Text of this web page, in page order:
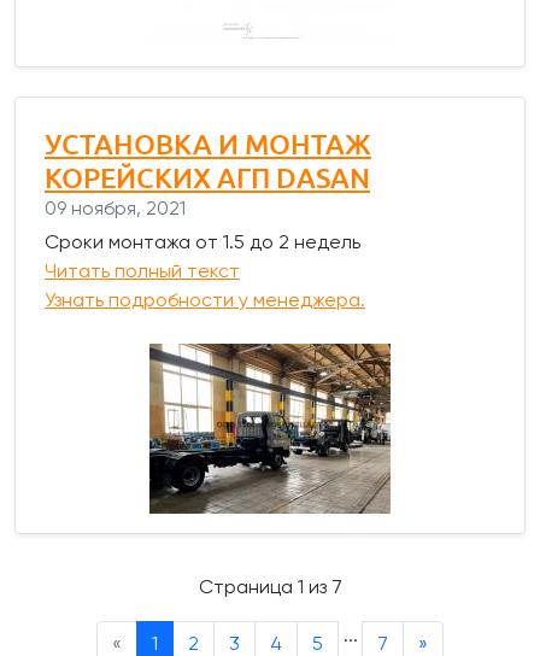
УСТАНОВКА И МОНТАЖ
КОРЕЙСКИХ АГП DASAN
09 ноября, 2021
Сроки монтажа от 1.5 до 2 недель
Читать полный текст
Узнать подробности у менеджера.
Страница 1 из 7
« 1 2 3 4 5 ... 7 »